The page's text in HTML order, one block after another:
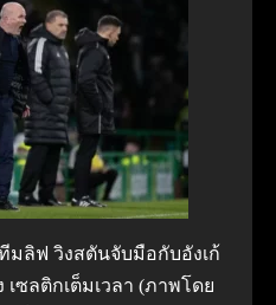
มลิฟ วิงสตันจับมือกับอังเก้
ซลติกเต็มเวลา (ภาพโดย